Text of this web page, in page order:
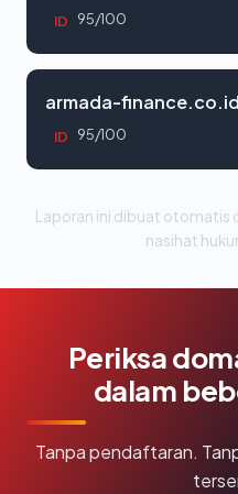
ID 95/100
armada-finance.co.id
ID 95/100
Laporan ini dibuat otomatis
nasihat
Periksa
dalam
Tanpa pendaftaran.